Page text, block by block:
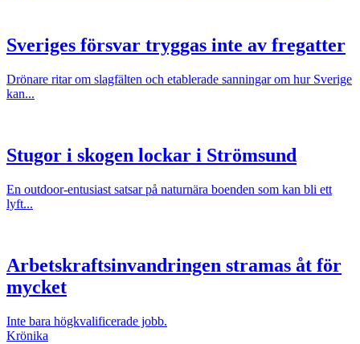
Sveriges försvar tryggas inte av fregatter
Drönare ritar om slagfälten och etablerade sanningar om hur Sverige
kan...
Stugor i skogen lockar i Strömsund
En outdoor-entusiast satsar på naturnära boenden som kan bli ett
lyft...
Arbetskraftsinvandringen stramas åt för
mycket
Inte bara högkvalificerade jobb.
Krönika